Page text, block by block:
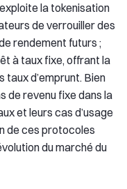
la tokenisation
de verrouiller des
rendement futurs ;
à taux fixe, offrant la
taux d’emprunt. Bien
de revenu fixe dans la
et leurs cas d’usage
de ces protocoles
du marché du